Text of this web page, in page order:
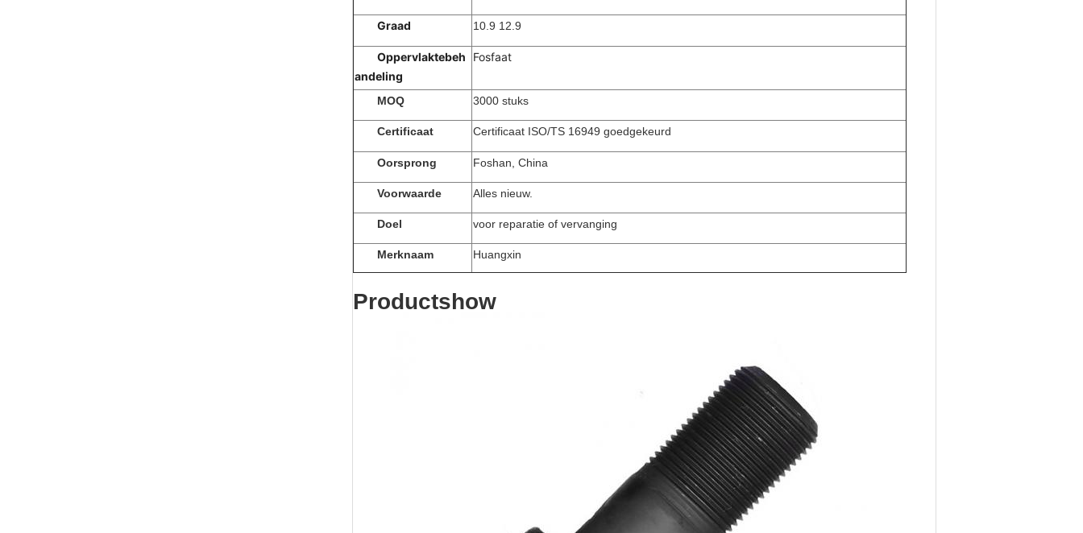
Graad 10.9 12.9
Oppervlaktebeh
andeling
Fosfaat
MOQ 3000 stuks
Certificaat Certificaat ISO/TS 16949 goedgekeurd
Oorsprong Foshan, China
Voorwaarde Alles nieuw.
Doel voor reparatie of vervanging
Merknaam Huangxin
Productshow